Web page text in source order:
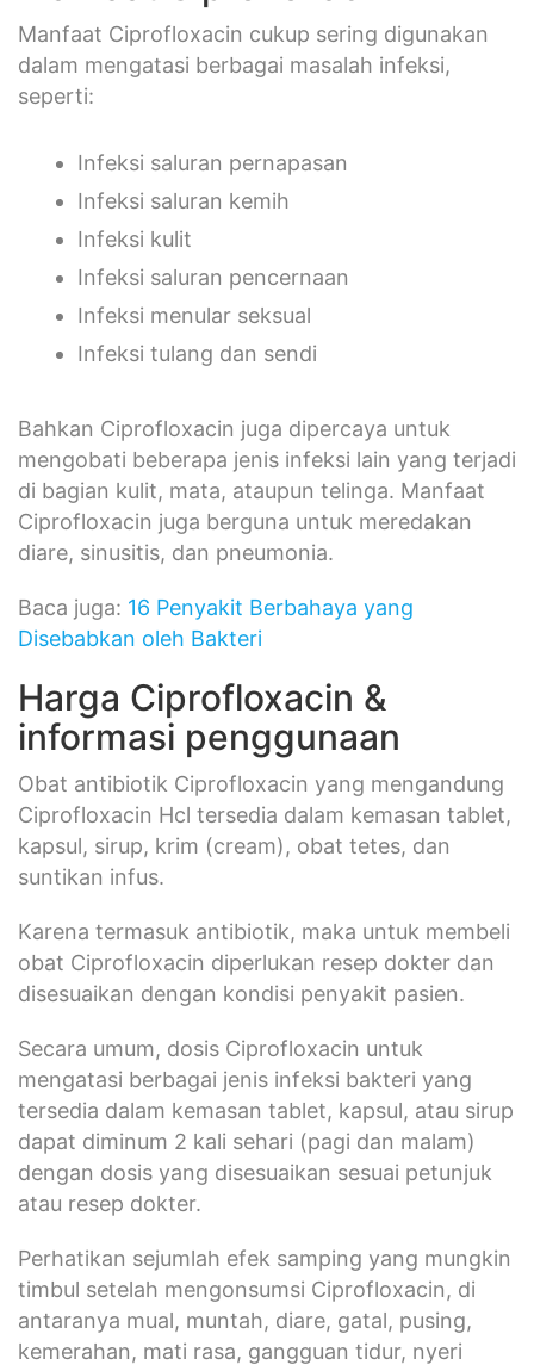
Manfaat Ciprofloxacin cukup sering digunakan
dalam mengatasi berbagai masalah infeksi,
seperti:
Infeksi saluran pernapasan
Infeksi saluran kemih
Infeksi kulit
Infeksi saluran pencernaan
Infeksi menular seksual
Infeksi tulang dan sendi
Bahkan Ciprofloxacin juga dipercaya untuk
mengobati beberapa jenis infeksi lain yang terjadi
di bagian kulit, mata, ataupun telinga. Manfaat
Ciprofloxacin juga berguna untuk meredakan
diare, sinusitis, dan pneumonia.
Baca juga: 16 Penyakit Berbahaya yang
Disebabkan oleh Bakteri
Harga Ciprofloxacin &
informasi penggunaan
Obat antibiotik Ciprofloxacin yang mengandung
Ciprofloxacin Hcl tersedia dalam kemasan tablet,
kapsul, sirup, krim (cream), obat tetes, dan
suntikan infus.
Karena termasuk antibiotik, maka untuk membeli
obat Ciprofloxacin diperlukan resep dokter dan
disesuaikan dengan kondisi penyakit pasien.
Secara umum, dosis Ciprofloxacin untuk
mengatasi berbagai jenis infeksi bakteri yang
tersedia dalam kemasan tablet, kapsul, atau sirup
dapat diminum 2 kali sehari (pagi dan malam)
dengan dosis yang disesuaikan sesuai petunjuk
atau resep dokter.
Perhatikan sejumlah efek samping yang mungkin
timbul setelah mengonsumsi Ciprofloxacin, di
antaranya mual, muntah, diare, gatal, pusing,
kemerahan, mati rasa, gangguan tidur, nyeri